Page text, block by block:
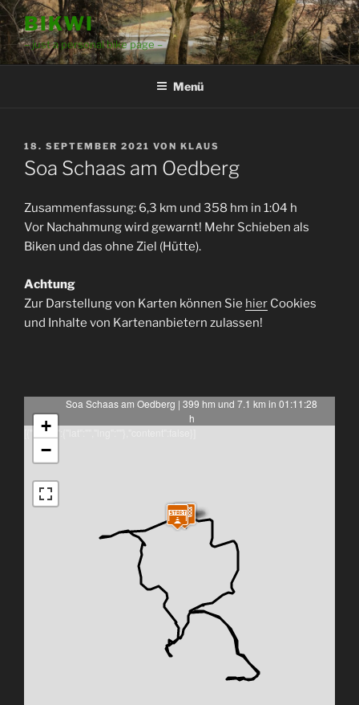
Zum
Inhalt
springen
BIKWI
– just a personal bike page –
Menü
VERÖFFENTLICHT
AM
18. SEPTEMBER 2021 VON KLAUS
Soa Schaas am Oedberg
Zusammenfassung: 6,3 km und 358 hm in 1:04 h
Vor Nachahmung wird gewarnt! Mehr Schieben als
Biken und das ohne Ziel (Hütte).
Achtung
Zur Darstellung von Karten können Sie hier Cookies
und Inhalte von Kartenanbietern zulassen!
Soa Schaas am Oedberg | 399 hm und 7.1 km in 01:11:28
h
[{"latlng":{"lat":"","lng":""},"content":false}]
+
−